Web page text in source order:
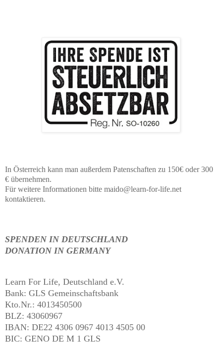
In Österreich kann man außerdem Patenschaften zu 150€ oder 300
€ übernehmen.
Für weitere Informationen bitte maido@learn-for-life.net
kontaktieren.
SPENDEN IN DEUTSCHLAND
DONATION IN GERMANY
Learn For Life, Deutschland e.V.
Bank: GLS Gemeinschaftsbank
Kto.Nr.: 4013450500
BLZ: 43060967
IBAN: DE22 4306 0967 4013 4505 00
BIC: GENO DE M 1 GLS